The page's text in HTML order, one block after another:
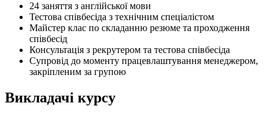
24 заняття з англійської мови
Тестова співбесіда з технічним спеціалістом
Майстер клас по складанню резюме та проходження
співбесід
Консультація з рекрутером та тестова співбесіда
Супровід до моменту працевлаштування менеджером,
закріпленим за групою
Викладачі курсу